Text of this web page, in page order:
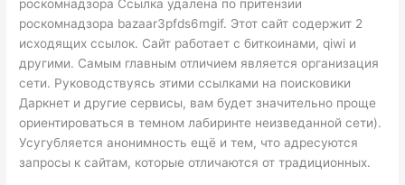
роскомнадзора Ссылка удалена по притензии
роскомнадзора bazaar3pfds6mgif. Этот сайт содержит 2
исходящих ссылок. Сайт работает с биткоинами, qiwi и
другими. Самым главным отличием является организация
сети. Руководствуясь этими ссылками на поисковики
Даркнет и другие сервисы, вам будет значительно проще
ориентироваться в темном лабиринте неизведанной сети).
Усугубляется анонимность ещё и тем, что адресуются
запросы к сайтам, которые отличаются от традиционных.